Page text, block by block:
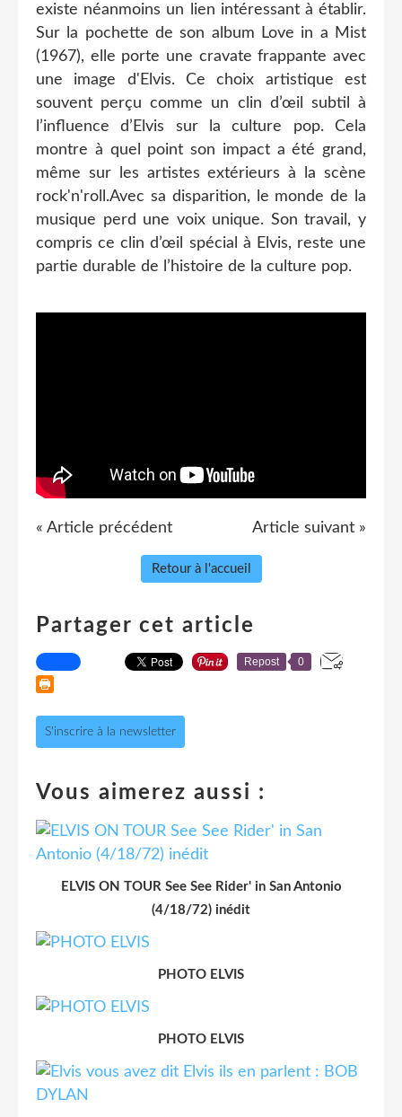
existe néanmoins un lien intéressant à établir.
Sur la pochette de son album Love in a Mist
(1967), elle porte une cravate frappante avec
une image d'Elvis. Ce choix artistique est
souvent perçu comme un clin d’œil subtil à
l’influence d’Elvis sur la culture pop. Cela
montre à quel point son impact a été grand,
même sur les artistes extérieurs à la scène
rock'n'roll.Avec sa disparition, le monde de la
musique perd une voix unique. Son travail, y
compris ce clin d’œil spécial à Elvis, reste une
partie durable de l’histoire de la culture pop.
« Article précédent Article suivant »
Retour à l'accueil
Partager cet article
Repost 0
S'inscrire à la newsletter
Vous aimerez aussi :
ELVIS ON TOUR See See Rider' in San Antonio
(4/18/72) inédit
PHOTO ELVIS
PHOTO ELVIS